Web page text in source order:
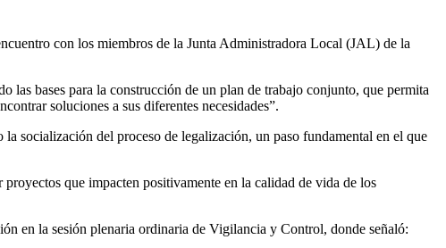
con los miembros de la Junta Administradora Local (JAL) de la
las bases para la construcción de un plan de trabajo conjunto, que permita
soluciones a sus diferentes necesidades”.
socialización del proceso de legalización, un paso fundamental en el que
que impacten positivamente en la calidad de vida de los
en la sesión plenaria ordinaria de Vigilancia y Control, donde señaló: